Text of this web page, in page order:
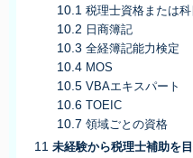
税理士資格または
日商簿記
全経簿記能力検定
MOS
VBAエキスパート
TOEIC
領域ごとの資格
未経験から税理士補助を